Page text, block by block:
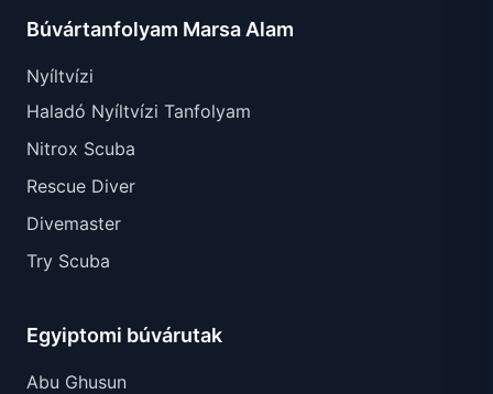
Búvártanfolyam Marsa Alam
Nyíltvízi
Haladó Nyíltvízi Tanfolyam
Nitrox Scuba
Rescue Diver
Divemaster
Try Scuba
Egyiptomi búvárutak
Abu Ghusun